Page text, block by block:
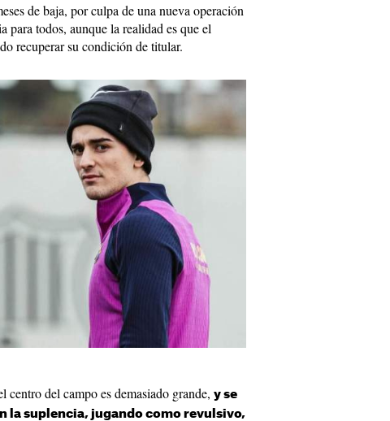
de baja, por culpa de una nueva operación
para todos, aunque la realidad es que el
recuperar su condición de titular.
centro del campo es demasiado grande, y se
la suplencia, jugando como revulsivo,